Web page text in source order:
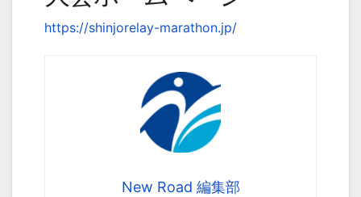
https://shinjorelay-marathon.jp/
New Road 編集部